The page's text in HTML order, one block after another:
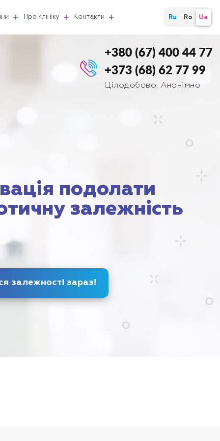
Про клініку Контакти Ru Ro Ua
+380 (67) 400 44 77
+373 (68) 62 77 99
Цілодобово. Анонімно
подолати
залежність
Позбудься залежності зараз!